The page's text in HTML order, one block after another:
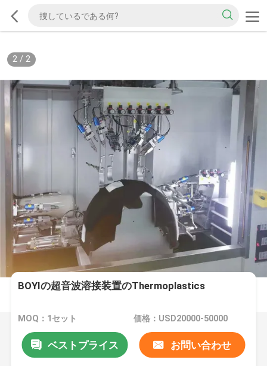
2/ 2
BOYIの超音波溶接装置のThermoplastics
MOQ：1セット 価格：USD20000-50000
ベストプライス お問い合わせ